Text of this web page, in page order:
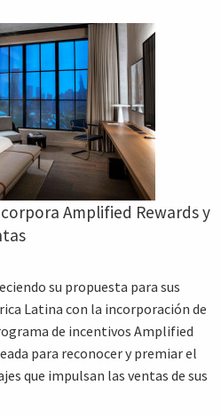
Amplified Rewards y
su propuesta para sus
Latina con la incorporación de
de incentivos Amplified
para reconocer y premiar el
que impulsan las ventas de sus